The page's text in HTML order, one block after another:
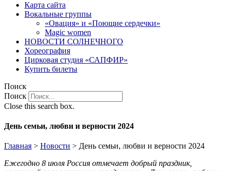
Карта сайта
Вокальные группы
«Овация» и «Поющие сердечки»
Magic women
НОВОСТИ СОЛНЕЧНОГО
Хореография
Цирковая студия «САПФИР»
Купить билеты
Поиск
Поиск
Close this search box.
День семьи, любви и верности 2024
Главная > Новости > День семьи, любви и верности 2024
Ежегодно 8 июля Россия отмечает добрый праздник,